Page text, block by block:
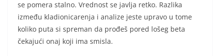
se pomera stalno. Vrednost se javlja retko. Razlika
između kladionicarenja i analize jeste upravo u tome
koliko puta si spreman da prođeš pored lošeg beta
čekajući onaj koji ima smisla.